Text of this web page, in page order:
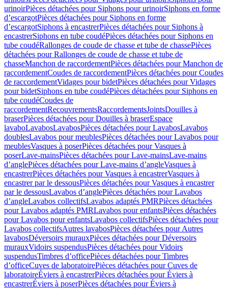
urinoirPièces détachées pour Siphons pour urinoirSiphons en forme
d’escargotPièces détachées pour Siphons en forme
d’escargotSiphons à encastrerPièces détachées pour Siphons à
encastrerSiphons en tube coudéPièces détachées pour Siphons en
tube coudéRallonges de coude de chasse et tube de chassePièces
détachées pour Rallonges de coude de chasse et tube de
chasseManchon de raccordementPièces détachées pour Manchon de
raccordementCoudes de raccordementPièces détachées pour Coudes
de raccordementVidages pour bidetPièces détachées pour Vidages
pour bidetSiphons en tube coudéPièces détachées pour Siphons en
tube coudéCoudes de
raccordementRecouvrementsRaccordementsJointsDouilles à
braserPièces détachées pour Douilles à braserEspace
lavaboLavabosLavabosPièces détachées pour LavabosLavabos
doublesLavabos pour meublesPièces détachées pour Lavabos pour
meublesVasques à poserPièces détachées pour Vasques à
poserLave-mainsPièces détachées pour Lave-mainsLave-mains
d’anglePièces détachées pour Lave-mains d’angleVasques à
encastrerPièces détachées pour Vasques à encastrerVasques à
encastrer par le dessousPièces détachées pour Vasques à encastrer
par le dessousLavabos d’anglePièces détachées pour Lavabos
d’angleLavabos collectifsLavabos adaptés PMRPièces détachées
pour Lavabos adaptés PMRLavabos pour enfantsPièces détachées
pour Lavabos pour enfantsLavabos collectifsPièces détachées pour
Lavabos collectifsAutres lavabosPièces détachées pour Autres
lavabosDéversoirs murauxPièces détachées pour Déversoirs
murauxVidoirs suspendusPièces détachées pour Vidoirs
suspendusTimbres dʼofficePièces détachées pour Timbres
dʼofficeCuves de laboratoirePièces détachées pour Cuves de
laboratoireÉviers à encastrerPièces détachées pour Éviers à
encastrerÉviers à poserPièces détachées pour Éviers à